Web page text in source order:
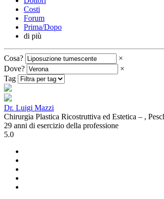
Costi
Forum
Prima/Dopo
di più
Cosa?
×
Dove?
×
Tag
Dr. Luigi Mazzi
Chirurgia Plastica Ricostruttiva ed Estetica – ,
29 anni di esercizio della professione
5.0